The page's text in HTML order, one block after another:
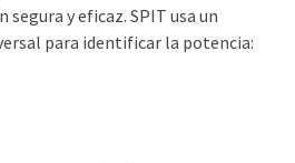
y eficaz. SPIT usa un
para identificar la potencia: